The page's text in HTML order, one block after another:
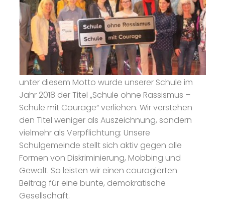
unter diesem Motto wurde unserer Schule im
Jahr 2018 der Titel „Schule ohne Rassismus –
Schule mit Courage“ verliehen. Wir verstehen
den Titel weniger als Auszeichnung, sondern
vielmehr als Verpflichtung: Unsere
Schulgemeinde stellt sich aktiv gegen alle
Formen von Diskriminierung, Mobbing und
Gewalt. So leisten wir einen couragierten
Beitrag für eine bunte, demokratische
Gesellschaft.